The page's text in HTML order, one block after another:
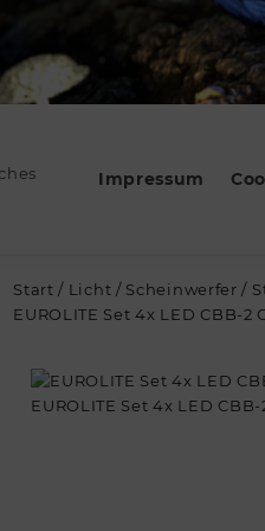
Impressum
Start / Licht / Scheinwerfer /
EUROLITE Set 4x LED CBB-2